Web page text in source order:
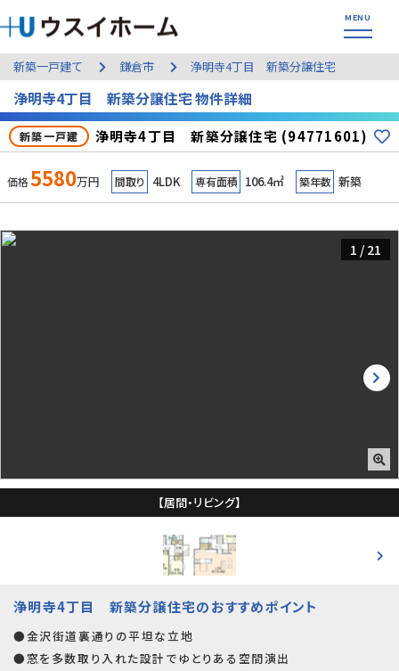
新築一戸建て 鎌倉市 浄明寺4丁目 新築分譲住宅
浄明寺4丁目 新築分譲住宅 物件詳細
新築一戸建 浄明寺4丁目 新築分譲住宅 (94771601)
価格5580万円 間取り 4LDK 専有面積 106.4㎡ 築年数 新築
【居間・リビング】
1 / 21
浄明寺4丁目 新築分譲住宅のおすすめポイント
●金沢街道裏通りの平坦な立地
●窓を多数取り入れた設計でゆとりある空間演出